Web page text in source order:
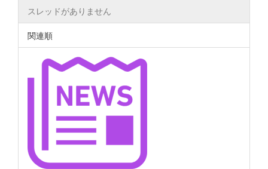
スレッドがありません
関連順